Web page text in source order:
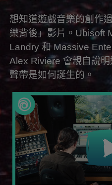
想知道遊戲音樂的創作
樂背後」影片。Ubisoft
Landry 和 Massive
Alex Riviere 會親自說
聲帶是如何誕生的。